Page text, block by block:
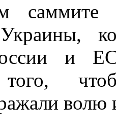
саммите
и
волю